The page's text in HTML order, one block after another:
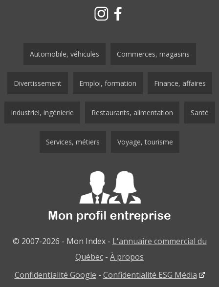
Automobile, véhicules Commerces, magasins
Divertissement Emploi, formation Finance, affaires
Industriel, ingénierie Restaurants, alimentation Santé
Services, métiers Voyage, tourisme
© 2007-2026 - Mon Index - L'annuaire commercial du
Québec - À propos
Confidentialité Google - Confidentialité ESG Média